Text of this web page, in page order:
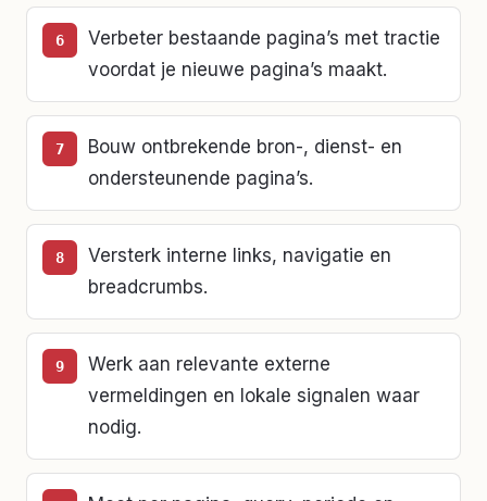
Verbeter bestaande pagina’s met tractie
voordat je nieuwe pagina’s maakt.
Bouw ontbrekende bron-, dienst- en
ondersteunende pagina’s.
Versterk interne links, navigatie en
breadcrumbs.
Werk aan relevante externe
vermeldingen en lokale signalen waar
nodig.